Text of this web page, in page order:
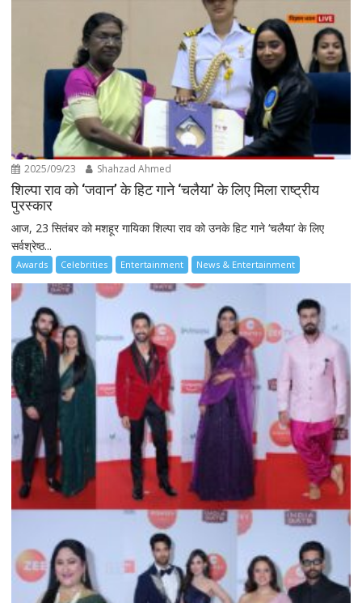
2025/09/23 Shahzad Ahmed
शिल्पा राव को ‘जवान’ के हिट गाने ‘चलैया’ के लिए मिला राष्ट्रीय
पुरस्कार
आज, 23 सितंबर को मशहूर गायिका शिल्पा राव को उनके हिट गाने ‘चलैया’ के लिए
सर्वश्रेष्ठ...
Awards Celebrities Entertainment News & Entertainment